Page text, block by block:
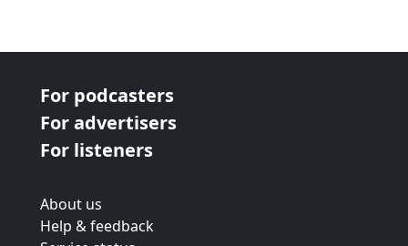
For podcasters
For advertisers
For listeners
About us
Help & feedback